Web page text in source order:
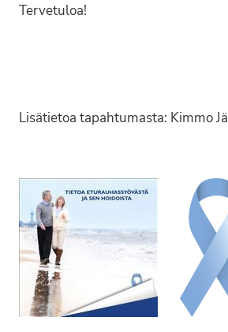
Tervetuloa!
Lisätietoa tapahtumasta: Kimmo